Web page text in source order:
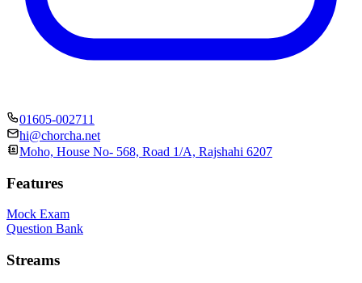
01605-002711
hi@chorcha.net
Moho, House No- 568, Road 1/A, Rajshahi 6207
Features
Mock Exam
Question Bank
Streams